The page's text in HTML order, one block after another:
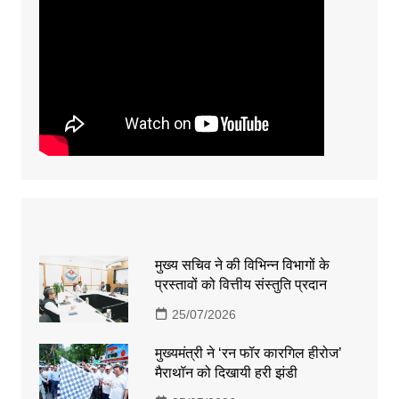
मुख्य सचिव ने की विभिन्न विभागों के
प्रस्तावों को वित्तीय संस्तुति प्रदान
25/07/2026
मुख्यमंत्री ने ‘रन फॉर कारगिल हीरोज’
मैराथॉन को दिखायी हरी झंडी